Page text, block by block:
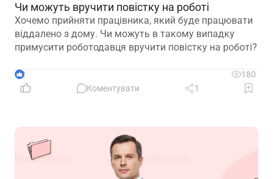
Чи можуть вручити повістку на роботі
Хочемо прийняти працівника, який буде працювати
віддалено з дому. Чи можуть в такому випадку
примусити роботодавця вручити повістку на роботі?
2
180
Коментувати
1